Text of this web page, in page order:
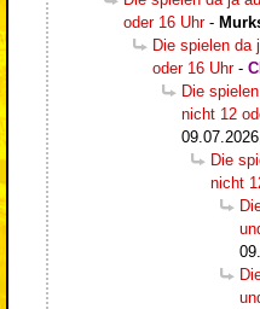
oder 16 Uhr-
Die spielen da
oder 16 Uhr-
Die
nicht 12
Die
nicht